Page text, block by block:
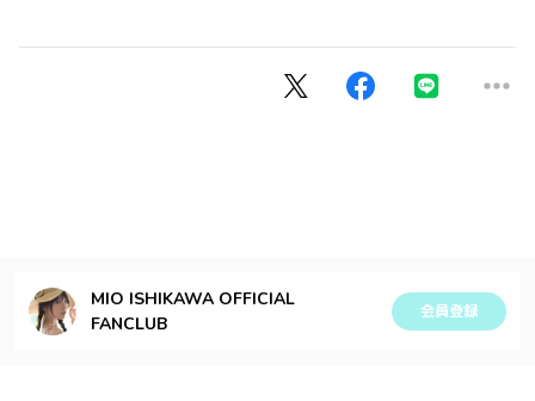
MIO ISHIKAWA OFFICIAL
FANCLUB
会員登録